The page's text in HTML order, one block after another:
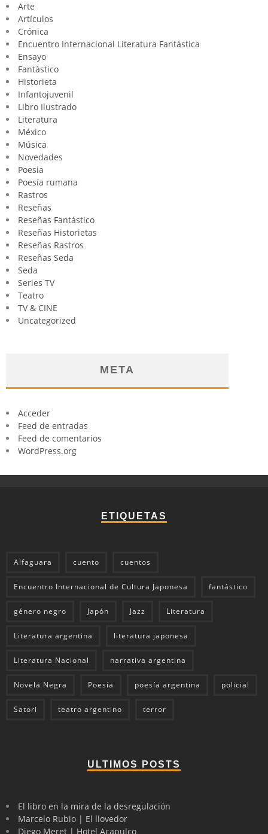
Arte
Artículos
Crónica
Encuentro Internacional Literatura Fantástica
Ensayo
Fantástico
Historieta
Infantojuvenil
Libro Ilustrado
Literatura
México
Música
Novedades
Poesia
Poesía rumana
Rastros
Reseñas
Reseñas Fantástico
Reseñas Historietas
Reseñas Rastros
Reseñas Seda
Seda
Series TV
Teatro
TV & CINE
Uncategorized
META
Acceder
Feed de entradas
Feed de comentarios
WordPress.org
ETIQUETAS
Alfaguara cuento cuentos
Encuentro Internacional de Cultura Japonesa fantástico
género negro Japón Jazz Literatura
Literatura argentina literatura japonesa
Literatura Nacional narrativa argentina
Novela Negra Poesía poesía argentina policial
Satori teatro argentino terror
ULTIMOS POSTS
El libro en la mira de la desregulación
Marcelo Rubio | El llovedor
Diego Meret | Hotel Acapulco